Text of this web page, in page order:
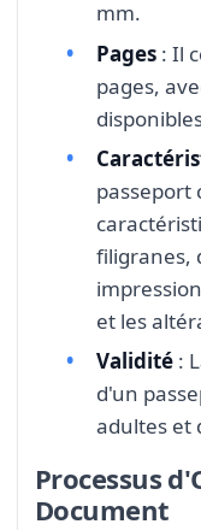
mm.
Pages : Il
pages,
passeport
filigranes,
et les
Validité :
d'un
adultes et
Processus
Document